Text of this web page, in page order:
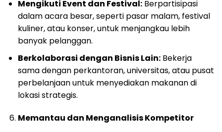
Mengikuti Event dan Festival:Berpartisipasi
dalam acara besar, seperti pasar malam, festival
kuliner, atau konser, untuk menjangkau lebih
banyak pelanggan.
Berkolaborasi dengan Bisnis Lain:Bekerja
sama dengan perkantoran, universitas, atau pusat
perbelanjaan untuk menyediakan makanan di
lokasi strategis.
Memantau dan Menganalisis Kompetitor